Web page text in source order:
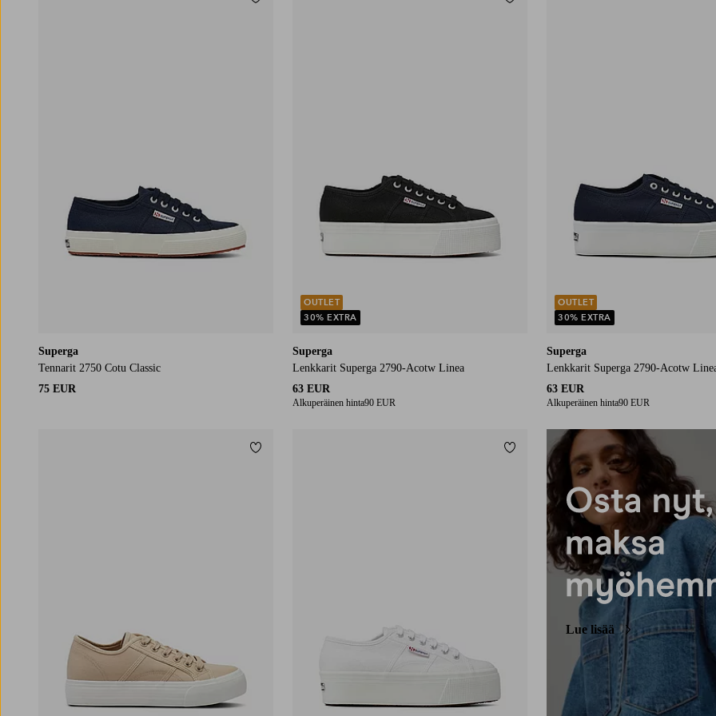
Superga
Tennarit 2750 Cotu Classic
75 EUR
Superga
Lenkkarit Superga 2790-Acotw Linea
63 EUR
Alkuperäinen hinta90 EUR
OUTLET
30% EXTRA
Superga
Lenkkarit Superga 2790-Acotw
63 EUR
Alkuperäinen hinta90 EUR
OUTLET
30% EXTRA
Lisää suosikkeihin Lisää suosikkeihin
Lue lisää